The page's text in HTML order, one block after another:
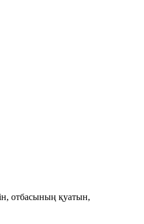
отбасының қуатын,